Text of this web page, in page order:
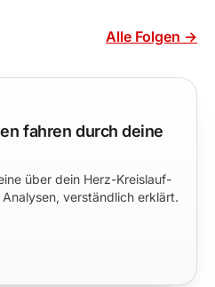
Alle Folgen →
fahren durch deine
über dein Herz-Kreislauf-
verständlich erklärt.